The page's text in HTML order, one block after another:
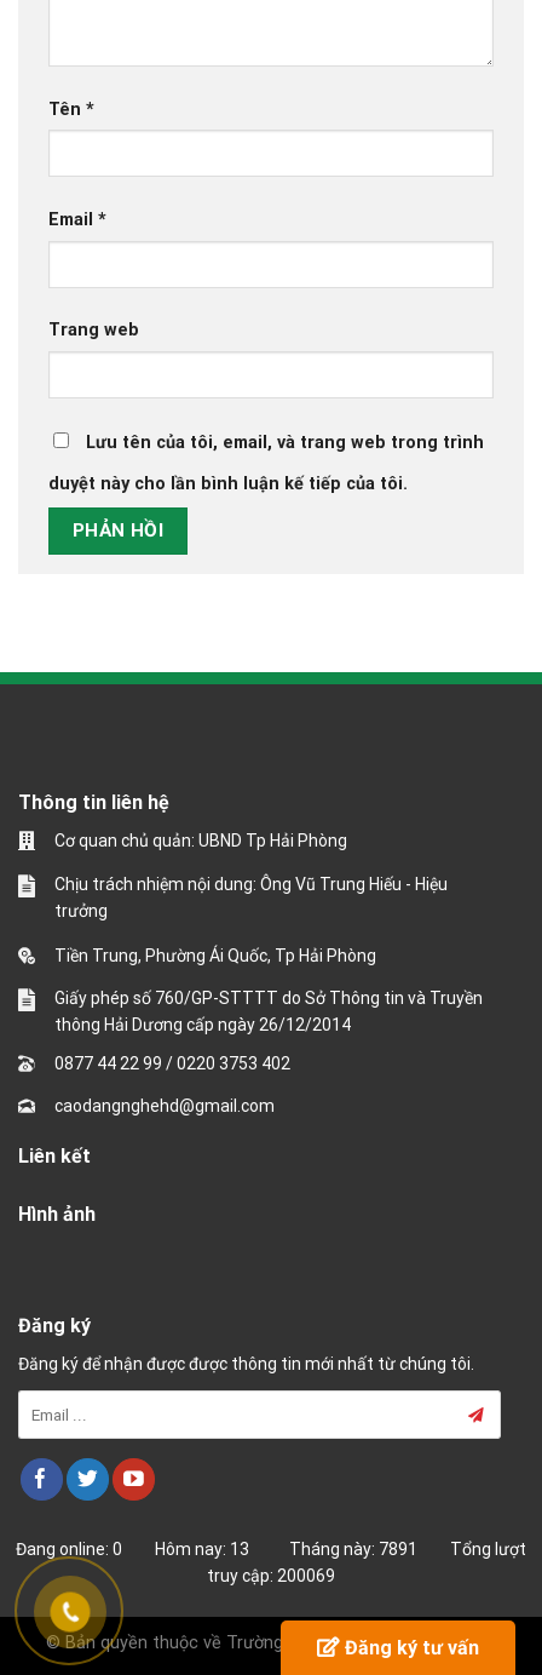
Tên *
Email *
Trang web
Lưu tên của tôi, email, và trang web trong trình
duyệt này cho lần bình luận kế tiếp của tôi.
Thông tin liên hệ
Cơ quan chủ quản: UBND Tp Hải Phòng
Chịu trách nhiệm nội dung: Ông Vũ Trung Hiếu - Hiệu
trưởng
Tiền Trung, Phường Ái Quốc, Tp Hải Phòng
Giấy phép số 760/GP-STTTT do Sở Thông tin và Truyền
thông Hải Dương cấp ngày 26/12/2014
0877 44 22 99 /0220 3753 402
caodangnghehd@gmail.com
Liên kết
Hình ảnh
Đăng ký
Đăng ký để nhận được được thông tin mới nhất từ chúng tôi.
Đang online: 0 Hôm nay: 13 Tháng này: 7891 Tổng lượt
truy cập: 200069
Đăng ký tư vấn
© Bản quyền thuộc về Trường Cao Đẳng Nghề Hải Dương